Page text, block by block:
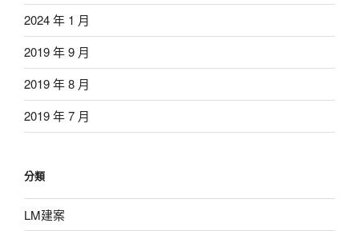
2024 年 1 月
2019 年 9 月
2019 年 8 月
2019 年 7 月
分類
LM建案